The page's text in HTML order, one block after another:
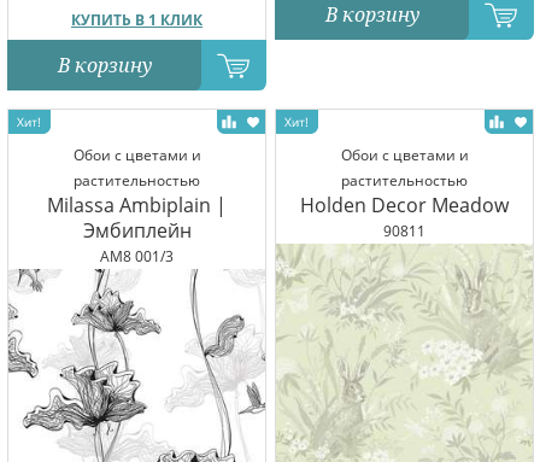
КУПИТЬ В 1 КЛИК
В корзину
В корзину
Обои с цветами и
растительностью
Milassa Ambiplain |
Эмбиплейн
AM8 001/3
Обои с цветами и
растительностью
Holden Decor Meadow
90811